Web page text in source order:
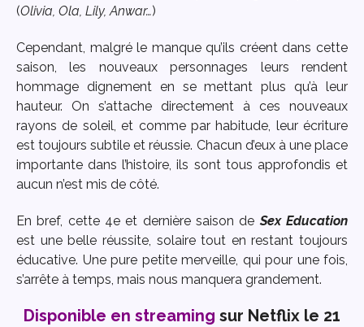
(Olivia, Ola, Lily, Anwar…)
Cependant, malgré le manque qu’ils créent dans cette
saison, les nouveaux personnages leurs rendent
hommage dignement en se mettant plus qu’à leur
hauteur. On s’attache directement à ces nouveaux
rayons de soleil, et comme par habitude, leur écriture
est toujours subtile et réussie. Chacun d’eux à une place
importante dans l’histoire, ils sont tous approfondis et
aucun n’est mis de côté.
En bref, cette 4e et dernière saison de Sex Education
est une belle réussite, solaire tout en restant toujours
éducative. Une pure petite merveille, qui pour une fois,
s’arrête à temps, mais nous manquera grandement.
Disponible en streaming sur Netflix le 21